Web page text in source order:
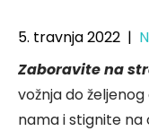
5. travnja 2022 |
Zaboravite na
vožnja do
nama i stignite na